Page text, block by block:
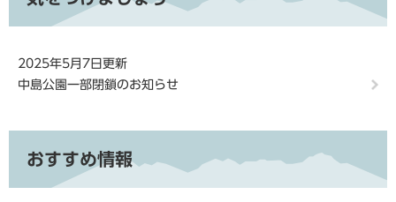
2025年5月7日更新
中島公園一部閉鎖のお知らせ
おすすめ情報